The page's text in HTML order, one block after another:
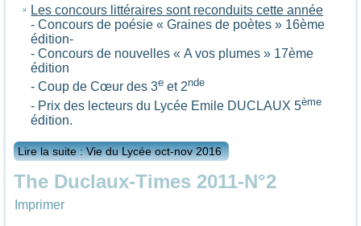
Les concours littéraires sont reconduits cette année
- Concours de poésie « Graines de poètes » 16ème
édition-
- Concours de nouvelles « A vos plumes » 17ème
édition
- Coup de Cœur des 3e et 2nde
- Prix des lecteurs du Lycée Emile DUCLAUX 5ème
édition.
Lire la suite : Vie du Lycée oct-nov 2016
The Duclaux-Times 2011-N°2
Imprimer